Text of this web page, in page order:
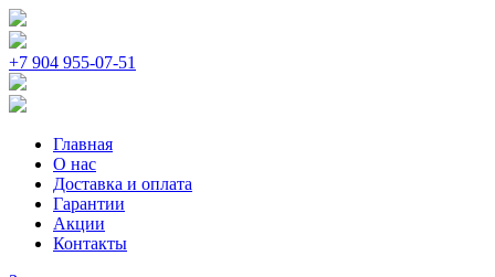
+7 904 955-07-51
Главная
О нас
Доставка и оплата
Гарантии
Акции
Контакты